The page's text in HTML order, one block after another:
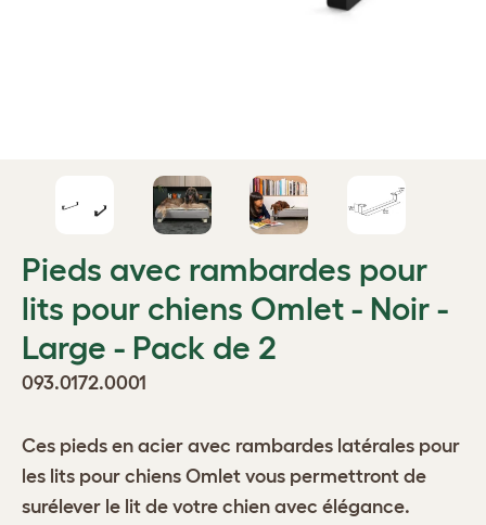
Pieds avec rambardes pour
lits pour chiens Omlet - Noir -
Large - Pack de 2
093.0172.0001
Ces pieds en acier avec rambardes latérales pour
les lits pour chiens Omlet vous permettront de
surélever le lit de votre chien avec élégance.